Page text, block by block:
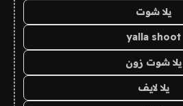
يلا شوت
yalla shoot
يلا شوت زون
يلا لايف